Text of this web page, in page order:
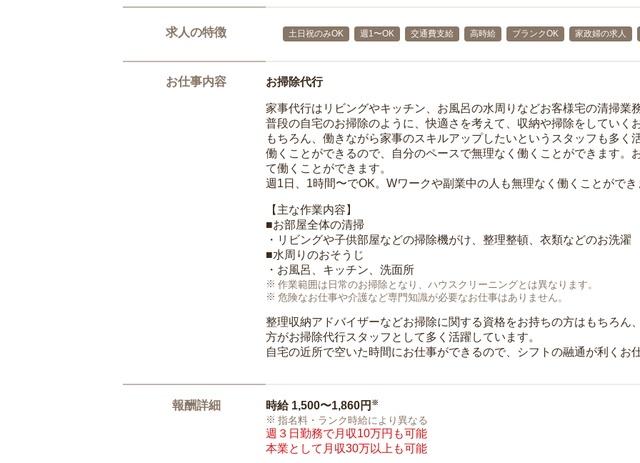
求人の特徴 土日祝のみOK 週1〜OK 交通費支給 高時給 ブランクOK 家政婦の求人
お仕事内容 お掃除代行
家事代行はリビングやキッチン、お風呂の水周りなどお客様宅の清掃業務
普段の自宅のお掃除のように、快適さを考えて、収納や掃除をしていく
もちろん、働きながら家事のスキルアップしたいというスタッフも多く
働くことができるので、自分のペースで無理なく働くことができます。
て働くことができます。
週1日、1時間〜でOK。Wワークや副業中の人も無理なく働くことができ
【主な作業内容】
■お部屋全体の清掃
・リビングや子供部屋などの掃除機がけ、整理整頓、衣類などのお洗濯
■水周りのおそうじ
・お風呂、キッチン、洗面所
作業範囲は日常のお掃除となり、ハウスクリーニングとは異なります。
危険なお仕事や介護など専門知識が必要なお仕事はありません。
整理収納アドバイザーなどお掃除に関する資格をお持ちの方はもちろん
方がお掃除代行スタッフとして多く活躍しています。
自宅の近所で空いた時間にお仕事ができるので、シフトの融通が利くお
報酬詳細 時給 1,500〜1,860円 ※
指名料・ランク時給により異なる
週３日勤務で月収10万円も可能
本業として月収30万以上も可能